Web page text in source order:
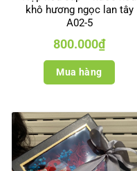
khô hương ngọc lan tây
A02-5
800.000₫
Mua hàng